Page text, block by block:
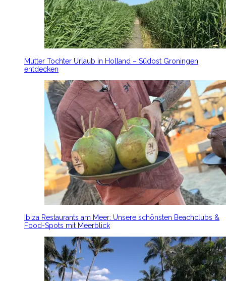
Mutter Tochter Urlaub in Holland – Südost Groningen
entdecken
Ibiza Restaurants am Meer: Unsere schönsten Beachclubs &
Food-Spots mit Meerblick